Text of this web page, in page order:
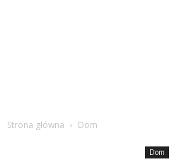
Strona główna Dom
Dom